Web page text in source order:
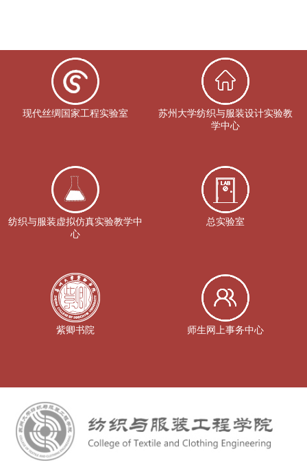
现代丝绸国家工程实验室
苏州大学纺织与服装设计实验教
学中心
纺织与服装虚拟仿真实验教学中
心
总实验室
紫卿书院 师生网上事务中心